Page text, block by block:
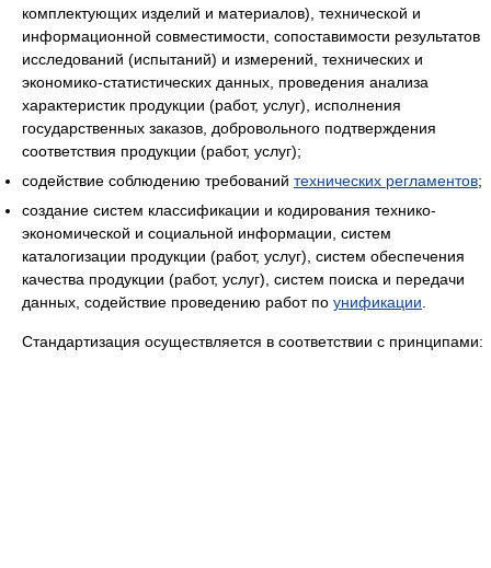
комплектующих изделий и материалов), технической и
информационной совместимости, сопоставимости результатов
исследований (испытаний) и измерений, технических и
экономико-статистических данных, проведения анализа
характеристик продукции (работ, услуг), исполнения
государственных заказов, добровольного подтверждения
соответствия продукции (работ, услуг);
содействие соблюдению требований технических регламентов;
создание систем классификации и кодирования технико-
экономической и социальной информации, систем
каталогизации продукции (работ, услуг), систем обеспечения
качества продукции (работ, услуг), систем поиска и передачи
данных, содействие проведению работ по унификации
Стандартизация осуществляется в соответствии с принципами: